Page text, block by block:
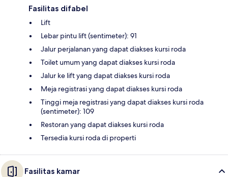
Fasilitas difabel
Lift
Lebar pintu lift (sentimeter): 91
Jalur perjalanan yang dapat diakses kursi roda
Toilet umum yang dapat diakses kursi roda
Jalur ke lift yang dapat diakses kursi roda
Meja registrasi yang dapat diakses kursi roda
Tinggi meja registrasi yang dapat diakses kursi roda
(sentimeter): 109
Restoran yang dapat diakses kursi roda
Tersedia kursi roda di properti
Fasilitas kamar